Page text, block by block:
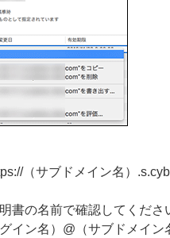
（サブドメイン名）
書の名前で確認してくださ
イン名）@（サブドメイン